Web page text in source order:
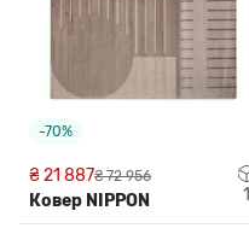
-70%
₴ 21 887₴ 72 956
Ковер NIPPON 1